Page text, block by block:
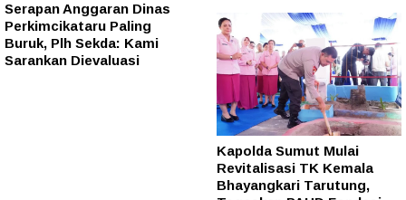
Serapan Anggaran Dinas
Perkimcikataru Paling
Buruk, Plh Sekda: Kami
Sarankan Dievaluasi
Kapolda Sumut Mulai
Revitalisasi TK Kemala
Bhayangkari Tarutung,